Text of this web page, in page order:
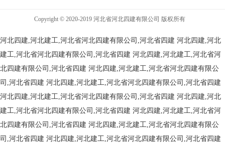
Copyright © 2020-2019 河北省河北四建有限公司 版权所有
河北四建,河北建工,河北省河北四建有限公司,河北省四建 河北四建,河北
建工,河北省河北四建有限公司,河北省四建 河北四建,河北建工,河北省河
北四建有限公司,河北省四建 河北四建,河北建工,河北省河北四建有限公
司,河北省四建 河北四建,河北建工,河北省河北四建有限公司,河北省四建
河北四建,河北建工,河北省河北四建有限公司,河北省四建 河北四建,河北
建工,河北省河北四建有限公司,河北省四建 河北四建,河北建工,河北省河
北四建有限公司,河北省四建 河北四建,河北建工,河北省河北四建有限公
司,河北省四建 河北四建,河北建工,河北省河北四建有限公司,河北省四建